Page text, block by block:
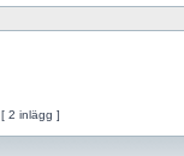
[ 2 inlägg ]